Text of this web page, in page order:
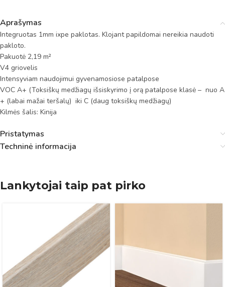
Aprašymas
Integruotas 1mm ixpe paklotas. Klojant papildomai nereikia naudoti
pakloto.
Pakuotė 2,19 m²
V4 griovelis
Intensyviam naudojimui gyvenamosiose patalpose
VOC A+ (Toksiškų medžiagų išsiskyrimo į orą patalpose klasė – nuo A
+ (labai mažai teršalų) iki C (daug toksiškų medžiagų)
Kilmės šalis: Kinija
Pristatymas
Techninė informacija
Lankytojai taip pat pirko